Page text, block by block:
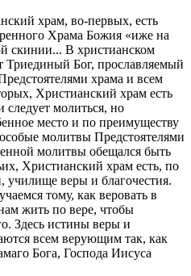
храм, во-первых, есть
Храма Божия «иже на
скинии... В христианском
Триединый Бог, прославляемый
храма и всем
Христианский храм есть
молиться, но
место и по преимуществу
молитвы Предстоятелями
молитвы обещался быть
Христианский храм есть, по
веры и благочестия.
тому, как веровать в
жить по вере, чтобы
Здесь истины веры и
всем верующим так, как
Бога, Господа Иисуса